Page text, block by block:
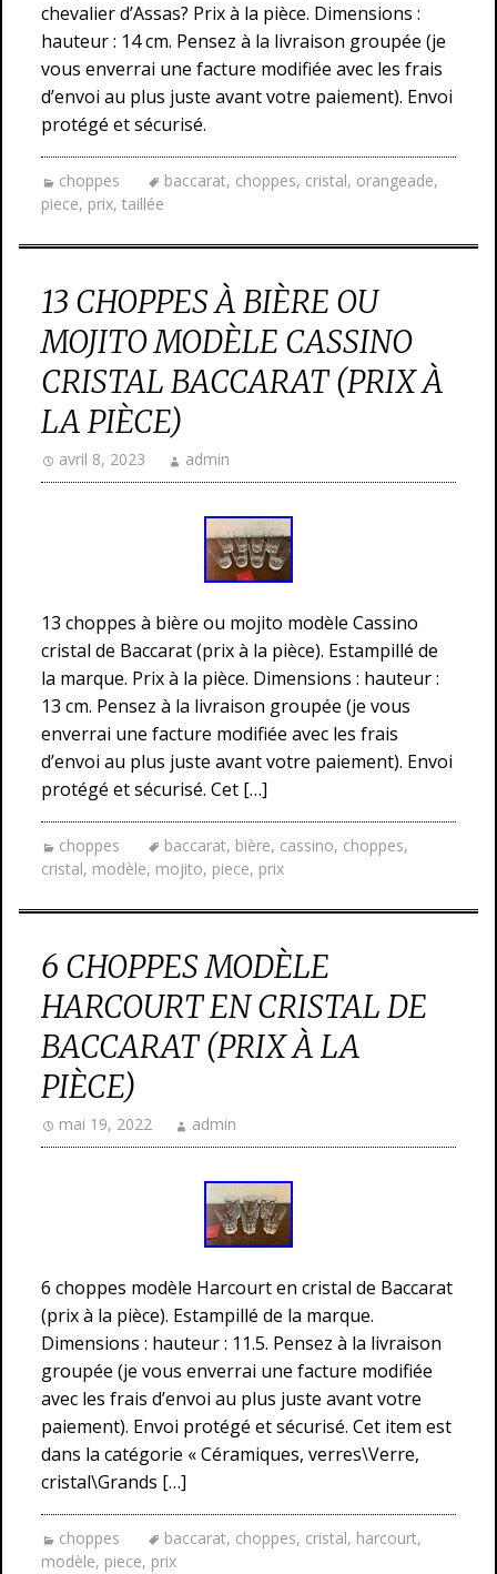
chevalier d’Assas? Prix à la pièce. Dimensions :
hauteur : 14 cm. Pensez à la livraison groupée (je
vous enverrai une facture modifiée avec les frais
d’envoi au plus juste avant votre paiement). Envoi
protégé et sécurisé.
choppes baccarat, choppes, cristal, orangeade,
piece, prix, taillée
13 CHOPPES À BIÈRE OU
MOJITO MODÈLE CASSINO
CRISTAL BACCARAT (PRIX À
LA PIÈCE)
avril 8, 2023 admin
13 choppes à bière ou mojito modèle Cassino
cristal de Baccarat (prix à la pièce). Estampillé de
la marque. Prix à la pièce. Dimensions : hauteur :
13 cm. Pensez à la livraison groupée (je vous
enverrai une facture modifiée avec les frais
d’envoi au plus juste avant votre paiement). Envoi
protégé et sécurisé. Cet […]
choppes baccarat, bière, cassino, choppes,
cristal, modèle, mojito, piece, prix
6 CHOPPES MODÈLE
HARCOURT EN CRISTAL DE
BACCARAT (PRIX À LA
PIÈCE)
mai 19, 2022 admin
6 choppes modèle Harcourt en cristal de Baccarat
(prix à la pièce). Estampillé de la marque.
Dimensions : hauteur : 11.5. Pensez à la livraison
groupée (je vous enverrai une facture modifiée
avec les frais d’envoi au plus juste avant votre
paiement). Envoi protégé et sécurisé. Cet item est
dans la catégorie « Céramiques, verres\Verre,
cristal\Grands […]
choppes baccarat, choppes, cristal, harcourt,
modèle, piece, prix